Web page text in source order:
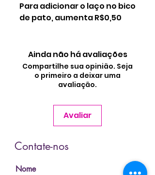
Para adicionar o laço no bico
de pato, aumenta R$0,50
Ainda não há avaliações
Compartilhe sua opinião. Seja
o primeiro a deixar uma
avaliação.
Avaliar
Contate-nos
Nome